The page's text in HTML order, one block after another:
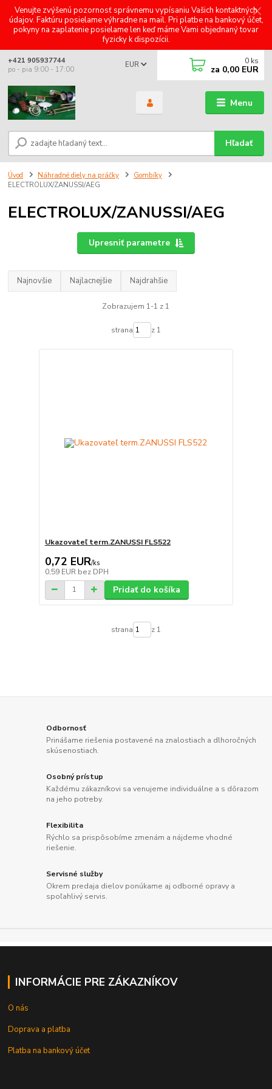
Venujte zvýšenú pozornosť správnemu vypísaniu Vašich kontaktných
údajov. Faktúru posielame výhradne na mail. Pri platbe na bankový účet,
pokyny na zaplatenie posielame len keď máme Vami objednaný tovar
fyzicky k dispozícii.
Menu
EUR
Hľadať
+421 905937744
po - pia 9:00 - 17:00
0 ks
za 0,00 EUR
Úvod Náhradné diely na práčky
Gombíky
ELECTROLUX/ZANUSSI/AEG
ELECTROLUX/ZANUSSI/AEG
Upresniť parametre
Najnovšie Najlacnejšie Najdrahšie
Zobrazujem 1-1 z 1
strana z 1
Ukazovateľ term.ZANUSSI FLS522
0,72 EUR/ks
0,59 EUR bez DPH
Pridať do košíka
strana z 1
Odbornosť
Prinášame riešenia postavené na znalostiach a dlhoročných
skúsenostiach.
Osobný prístup
Každému zákazníkovi sa venujeme individuálne a s dôrazom
na jeho potreby.
Flexibilita
Rýchlo sa prispôsobíme zmenám a nájdeme vhodné
riešenie.
Servisné služby
Okrem predaja dielov ponúkame aj odborné opravy a
spoľahlivý servis.
INFORMÁCIE PRE ZÁKAZNÍKOV
O nás
Doprava a platba
Platba na bankový účet